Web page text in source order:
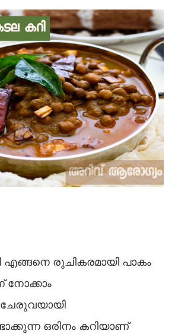
എങ്ങനെ രുചികരമായി പാകം
നോക്കാം
ഒരിനം കറിയാണ്